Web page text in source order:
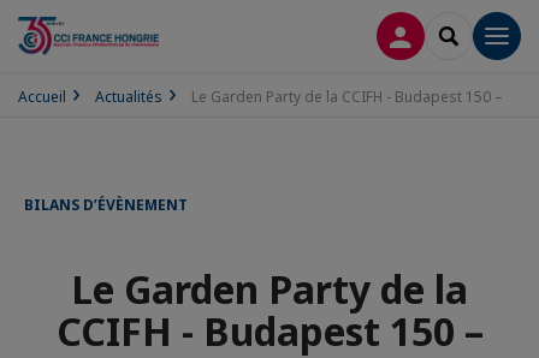
CONNEXION
Accueil Actualités Le Garden Party de la CCIFH - Budapest 150 –
BILANS D’ÉVÈNEMENT
Le Garden Party de la
CCIFH - Budapest 150 –